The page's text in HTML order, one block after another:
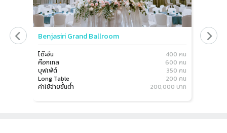
Benjasiri Grand Ballroom
โต๊ะจีน
400 คน
ค๊อกเทล
600 คน
บุฟเฟ่ต์
350 คน
Long Table
200 คน
ค่าใช้จ่ายขั้นต่ำ
200,000 บาท
Siam